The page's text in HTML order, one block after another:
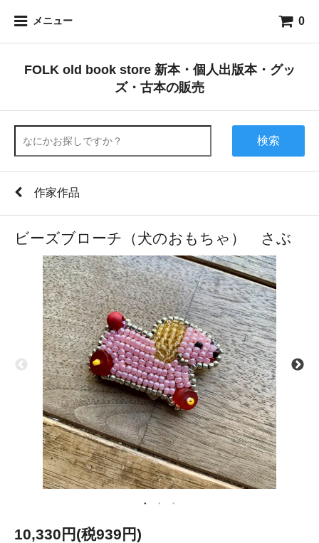
メニュー 0
FOLK old book store 新本・個人出版本・グッ
ズ・古本の販売
検索
作家作品
ビーズブローチ（犬のおもちゃ） さぶ
10,330円(税939円)